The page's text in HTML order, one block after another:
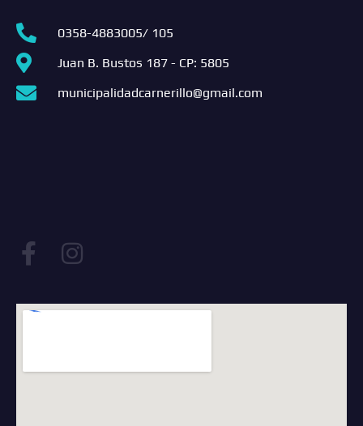
0358-4883005/ 105
Juan B. Bustos 187 - CP: 5805
municipalidadcarnerillo@gmail.com